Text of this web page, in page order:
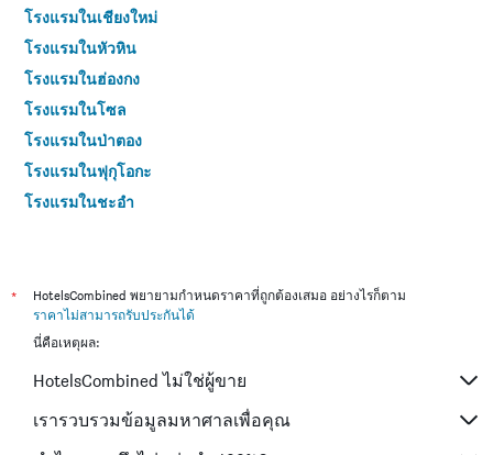
โรงแรมในเชียงใหม่
โรงแรมในหัวหิน
โรงแรมในฮ่องกง
โรงแรมในโซล
โรงแรมในป่าตอง
โรงแรมในฟุกุโอกะ
โรงแรมในชะอำ
โรงแรมในเกาะสมุย
โรงแรมในเซี่ยงไฮ้
โรงแรมในเกาะช้าง (ตราด)
โรงแรมในไทเป
โรงแรมในหาดใหญ่
โรงแรมในชลบุรี
*
HotelsCombined พยายามกำหนดราคาที่ถูกต้องเสมอ อย่างไรก็ตาม
ราคาไม่สามารถรับประกันได้
นี่คือเหตุผล:
HotelsCombined ไม่ใช่ผู้ขาย
เรารวบรวมข้อมูลมหาศาลเพื่อคุณ